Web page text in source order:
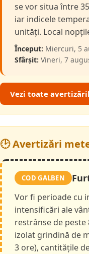
se vor situa între
iar indicele
unități. Local
Început: Miercuri, 5
Sfârșit: Vineri, 7
Vezi toate
🕑 Avertizări
COD GALBEN
Vor fi perioade cu
intensificări ale
restrânse de
izolat grindină de
3 ore), cantitățile